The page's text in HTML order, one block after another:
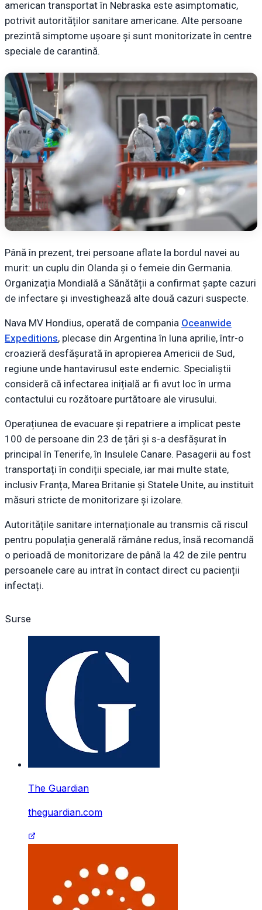
american transportat în Nebraska este asimptomatic,
potrivit autorităților sanitare americane. Alte persoane
prezintă simptome ușoare și sunt monitorizate în centre
speciale de carantină.
Până în prezent, trei persoane aflate la bordul navei au
murit: un cuplu din Olanda și o femeie din Germania.
Organizația Mondială a Sănătății a confirmat șapte cazuri
de infectare și investighează alte două cazuri suspecte.
Nava MV Hondius, operată de compania Oceanwide
Expeditions, plecase din Argentina în luna aprilie, într-o
croazieră desfășurată în apropierea Americii de Sud,
regiune unde hantavirusul este endemic. Specialiștii
consideră că infectarea inițială ar fi avut loc în urma
contactului cu rozătoare purtătoare ale virusului.
Operațiunea de evacuare și repatriere a implicat peste
100 de persoane din 23 de țări și s-a desfășurat în
principal în Tenerife, în Insulele Canare. Pasagerii au fost
transportați în condiții speciale, iar mai multe state,
inclusiv Franța, Marea Britanie și Statele Unite, au instituit
măsuri stricte de monitorizare și izolare.
Autoritățile sanitare internaționale au transmis că riscul
pentru populația generală rămâne redus, însă recomandă
o perioadă de monitorizare de până la 42 de zile pentru
persoanele care au intrat în contact direct cu pacienții
infectați.
Surse
The Guardian
theguardian.com